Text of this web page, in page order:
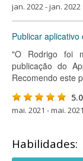
jan. 2022 - jan. 2022
Publicar
"O Rodrigo foi
publicação do
Recomendo este
5.0
mai. 2021 - mai. 2021
Habilidades: